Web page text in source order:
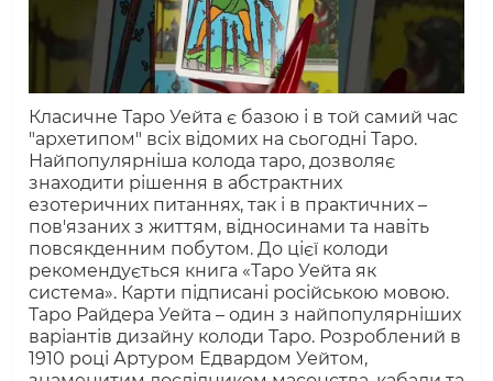
Класичне Таро Уейта є базою і в той самий час
"архетипом" всіх відомих на сьогодні Таро.
Найпопулярніша колода таро, дозволяє
знаходити рішення в абстрактних
езотеричних питаннях, так і в практичних –
пов'язаних з життям, відносинами та навіть
повсякденним побутом. До цієї колоди
рекомендується книга «Таро Уейта як
система». Карти підписані російською мовою.
Таро Райдера Уейта – один з найпопулярніших
варіантів дизайну колоди Таро. Розроблений в
1910 році Артуром Едвардом Уейтом,